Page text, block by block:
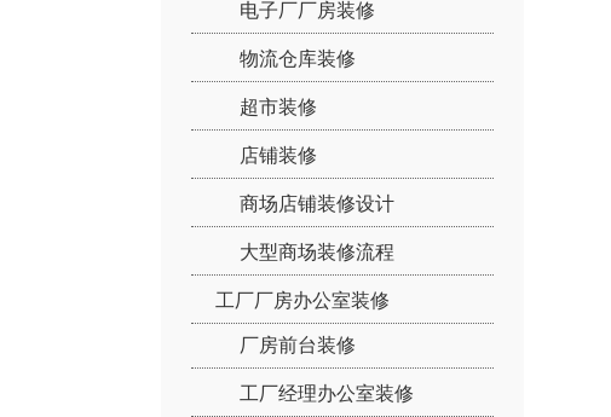
电子厂厂房装修
物流仓库装修
超市装修
店铺装修
商场店铺装修设计
大型商场装修流程
工厂厂房办公室装修
厂房前台装修
工厂经理办公室装修